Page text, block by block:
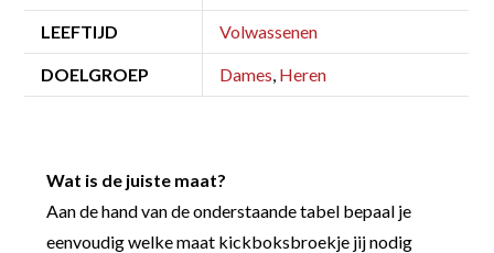
LEEFTIJD Volwassenen
DOELGROEP Dames, Heren
Wat is de juiste maat?
Aan de hand van de onderstaande tabel bepaal je
eenvoudig welke maat kickboksbroekje jij nodig